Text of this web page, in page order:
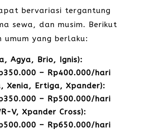
bervariasi tergantung
sewa, dan musim. Berikut
umum yang berlaku:
Agya, Brio, Ignis):
– Rp400.000/hari
Xenia, Ertiga, Xpander):
– Rp500.000/hari
V, Xpander Cross):
– Rp650.000/hari